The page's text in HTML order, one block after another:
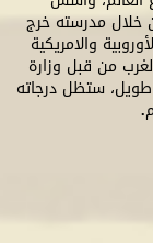
خلال مدرسته خرج
والامريكية
من قبل وزارة
طويل، ستظل درجاته